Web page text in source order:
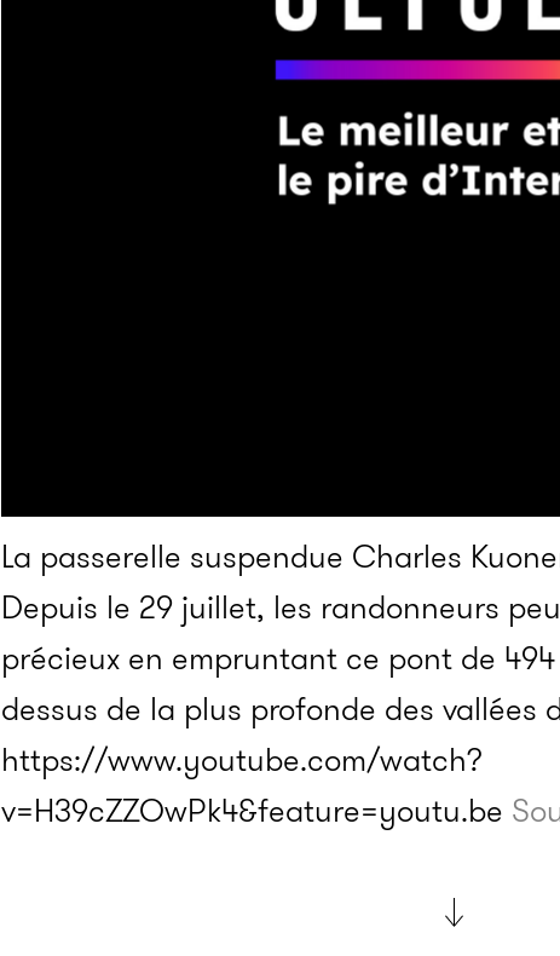
La passerelle suspendue Charles
Depuis le 29 juillet, les randonneurs
précieux en empruntant ce pont de
dessus de la plus profonde des vallées
https://www.youtube.com/watch?
v=H39cZZOwPk4&feature=youtu.be